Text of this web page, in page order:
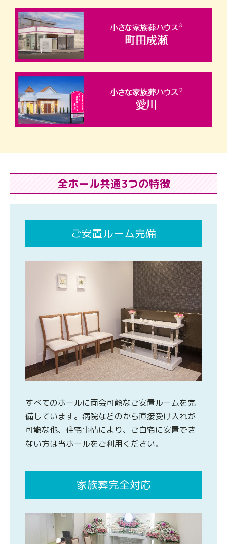
全ホール共通3つの特徴
ご安置ルーム完備
すべてのホールに面会可能なご安置ルームを完
備しています。病院などのから直接受け入れが
可能な他、住宅事情により、ご自宅に安置でき
ない方は当ホールをご利用ください。
家族葬完全対応